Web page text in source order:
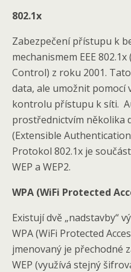
802.1x
Zabezpečení přístupu k
mechanismem EEE
Control) z roku 2001.
data, ale umožnit pomocí
kontrolu přístupu k síti.
prostřednictvím několika
(Extensible Authentication
Protokol 802.1x je
WEP a WEP2.
WPA (WiFi Protected
Existují dvě „nadstavby“
WPA (WiFi Protected
jmenovaný je přechodné
WEP (využívá stejný